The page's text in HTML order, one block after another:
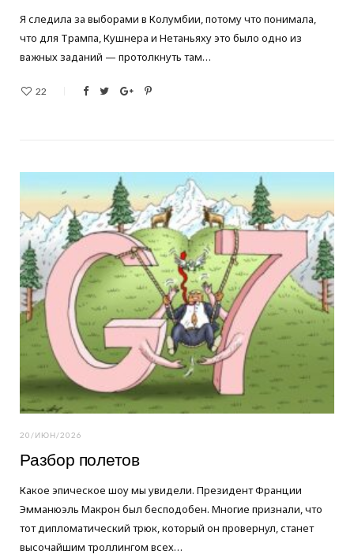
Я следила за выборами в Колумбии, потому что понимала,
что для Трампа, Кушнера и Нетаньяху это было одно из
важных заданий — протолкнуть там…
22
20/ИЮН/2026
Разбор полетов
Какое эпическое шоу мы увидели. Президент Франции
Эмманюэль Макрон был бесподобен. Многие признали, что
тот дипломатический трюк, который он провернул, станет
высочайшим троллингом всех…